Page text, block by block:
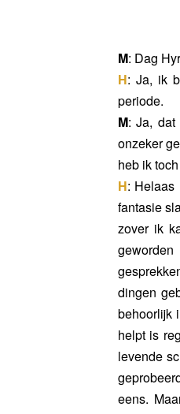
M: Dag
H: Ja, ik
periode.
M: Ja,
onzeker
heb ik
H: Helaas
fantasie
zover ik
dingen
behoorlijk
helpt is
levende
eens.